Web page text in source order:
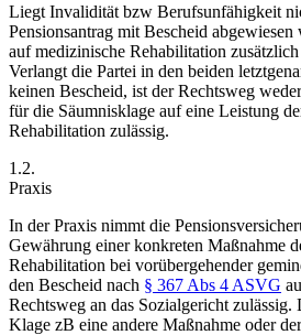
Liegt Invalidität bzw Berufsunfähigkeit
Pensionsantrag mit Bescheid
auf medizinische Rehabilitation
Verlangt die Partei in den beiden
keinen Bescheid, ist der Rechtsweg
für die Säumnisklage auf eine Leistung
Rehabilitation zulässig.
1.2.
Praxis
In der Praxis nimmt die
Gewährung einer konkreten Maßnahme
Rehabilitation bei vorübergehender
den Bescheid nach § 367 Abs 4 ASVG
Rechtsweg an das Sozialgericht
Klage zB eine andere Maßnahme oder